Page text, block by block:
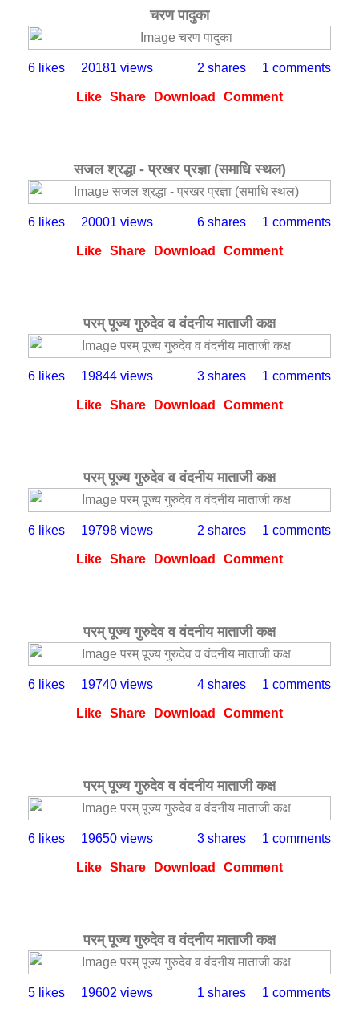
चरण पादुका
6 likes 20181 views 1 comments
2 shares
Like Share Download Comment
सजल श्रद्धा - प्रखर प्रज्ञा (समाधि स्थल)
6 likes 20001 views 1 comments
6 shares
Like Share Download Comment
परम् पूज्य गुरुदेव व वंदनीय माताजी कक्ष
6 likes 19844 views 1 comments
3 shares
Like Share Download Comment
परम् पूज्य गुरुदेव व वंदनीय माताजी कक्ष
6 likes 19798 views 1 comments
2 shares
Like Share Download Comment
परम् पूज्य गुरुदेव व वंदनीय माताजी कक्ष
6 likes 19740 views 1 comments
4 shares
Like Share Download Comment
परम् पूज्य गुरुदेव व वंदनीय माताजी कक्ष
6 likes 19650 views 1 comments
3 shares
Like Share Download Comment
परम् पूज्य गुरुदेव व वंदनीय माताजी कक्ष
5 likes 19602 views 1 comments
1 shares